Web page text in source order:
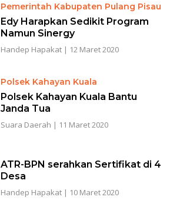
Pemerintah Kabupaten Pulang Pisau
Edy Harapkan Sedikit Program
Namun Sinergy
Handep Hapakat| 12 Maret 2020
Polsek Kahayan Kuala
Polsek Kahayan Kuala Bantu
Janda Tua
Suara Daerah | 11 Maret 2020
ATR-BPN serahkan Sertifikat di 4
Desa
Handep Hapakat| 10 Maret 2020